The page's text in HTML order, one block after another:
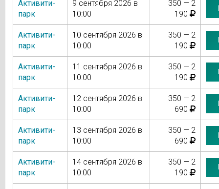
Активити-
парк
9 сентября 2026 в
10:00
350 — 2
190
Активити-
парк
10 сентября 2026 в
10:00
350 — 2
190
Активити-
парк
11 сентября 2026 в
10:00
350 — 2
190
Активити-
парк
12 сентября 2026 в
10:00
350 — 2
690
Активити-
парк
13 сентября 2026 в
10:00
350 — 2
690
Активити-
парк
14 сентября 2026 в
10:00
350 — 2
190